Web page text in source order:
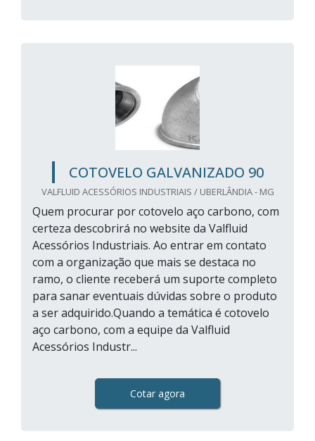
COTOVELO GALVANIZADO 90
VALFLUID ACESSÓRIOS INDUSTRIAIS / UBERLÂNDIA - MG
Quem procurar por cotovelo aço carbono, com
certeza descobrirá no website da Valfluid
Acessórios Industriais. Ao entrar em contato
com a organização que mais se destaca no
ramo, o cliente receberá um suporte completo
para sanar eventuais dúvidas sobre o produto
a ser adquirido.Quando a temática é cotovelo
aço carbono, com a equipe da Valfluid
Acessórios Industr...
Cotar agora